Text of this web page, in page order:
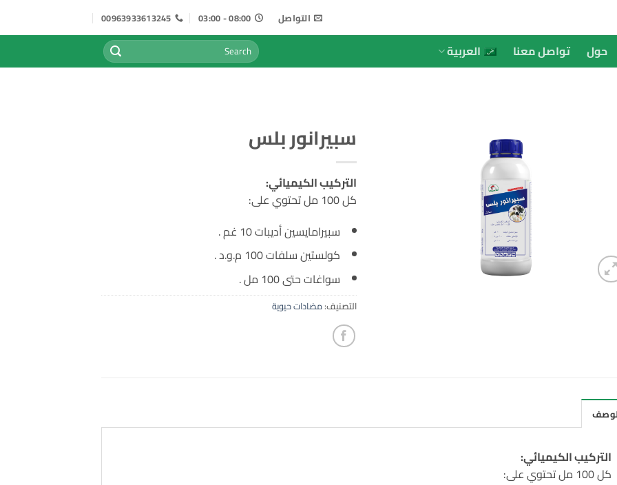
التواصل 08:00 - 03:00
00963933613245
حول تواصل معنا العربية
البحث
عن:
سبيرانور بلس
التركيب الكيميائي:
کل 100 مل تحتوي على:
سبيرامايسين أديبات 10 غم .
كولستين سلفات 100 م.و.د .
سواغات حتى 100 مل .
التصنيف:مضادات حيوية
التركيب الكيميائي:
کل 100 مل تحتوي على: